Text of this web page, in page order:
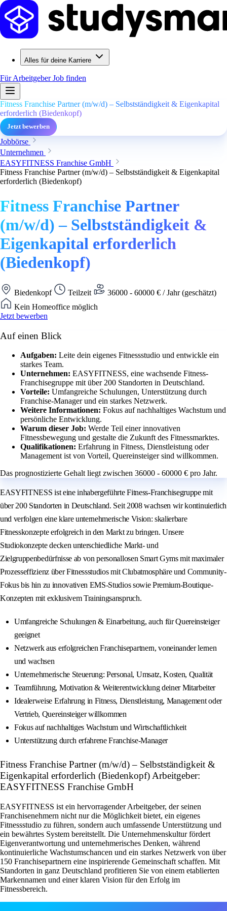
Alles für deine Karriere
Für ArbeitgeberJob finden
Fitness Franchise Partner (m/w/d) – Selbstständigkeit & Eigenkapital
erforderlich (Biedenkopf)
Jetzt bewerben
Jobbörse
Unternehmen
EASYFITNESS Franchise GmbH
Fitness Franchise Partner (m/w/d) – Selbstständigkeit & Eigenkapital
erforderlich (Biedenkopf)
Fitness Franchise Partner
(m/w/d) – Selbstständigkeit &
Eigenkapital erforderlich
(Biedenkopf)
Biedenkopf Teilzeit
36000 - 60000 € / Jahr (geschätzt)
Kein Homeoffice möglich
Jetzt bewerben
Auf einen Blick
Aufgaben: Leite dein eigenes Fitnessstudio und entwickle ein
starkes Team.
Unternehmen: EASYFITNESS, eine wachsende Fitness-
Franchisegruppe mit über 200 Standorten in Deutschland.
Vorteile: Umfangreiche Schulungen, Unterstützung durch
Franchise-Manager und ein starkes Netzwerk.
Weitere Informationen: Fokus auf nachhaltiges Wachstum und
persönliche Entwicklung.
Warum dieser Job: Werde Teil einer innovativen
Fitnessbewegung und gestalte die Zukunft des Fitnessmarktes.
Qualifikationen: Erfahrung in Fitness, Dienstleistung oder
Management ist von Vorteil, Quereinsteiger sind willkommen.
Das prognostizierte Gehalt liegt zwischen 36000 - 60000 € pro Jahr.
EASYFITNESS ist eine inhabergeführte Fitness-Franchisegruppe mit
über 200 Standorten in Deutschland. Seit 2008 wachsen wir kontinuierlich
und verfolgen eine klare unternehmerische Vision: skalierbare
Fitnesskonzepte erfolgreich in den Markt zu bringen. Unsere
Studiokonzepte decken unterschiedliche Markt- und
Zielgruppenbedürfnisse ab von personallosen Smart Gyms mit maximaler
Prozesseffizienz über Fitnessstudios mit Clubatmosphäre und Community-
Fokus bis hin zu innovativen EMS-Studios sowie Premium-Boutique-
Konzepten mit exklusivem Trainingsanspruch.
Umfangreiche Schulungen & Einarbeitung, auch für Quereinsteiger
geeignet
Netzwerk aus erfolgreichen Franchisepartnern, voneinander lernen
und wachsen
Unternehmerische Steuerung: Personal, Umsatz, Kosten, Qualität
Teamführung, Motivation & Weiterentwicklung deiner Mitarbeiter
Idealerweise Erfahrung in Fitness, Dienstleistung, Management oder
Vertrieb, Quereinsteiger willkommen
Fokus auf nachhaltiges Wachstum und Wirtschaftlichkeit
Unterstützung durch erfahrene Franchise-Manager
Fitness Franchise Partner (m/w/d) – Selbstständigkeit &
Eigenkapital erforderlich (Biedenkopf) Arbeitgeber:
EASYFITNESS Franchise GmbH
EASYFITNESS ist ein hervorragender Arbeitgeber, der seinen
Franchisenehmern nicht nur die Möglichkeit bietet, ein eigenes
Fitnessstudio zu führen, sondern auch umfassende Unterstützung und
ein bewährtes System bereitstellt. Die Unternehmenskultur fördert
Eigenverantwortung und unternehmerisches Denken, während
kontinuierliche Wachstumschancen und ein starkes Netzwerk von über
150 Franchisepartnern eine inspirierende Gemeinschaft schaffen. Mit
Standorten in ganz Deutschland profitieren Sie von einem etablierten
Markennamen und einer klaren Vision für den Erfolg im
Fitnessbereich.